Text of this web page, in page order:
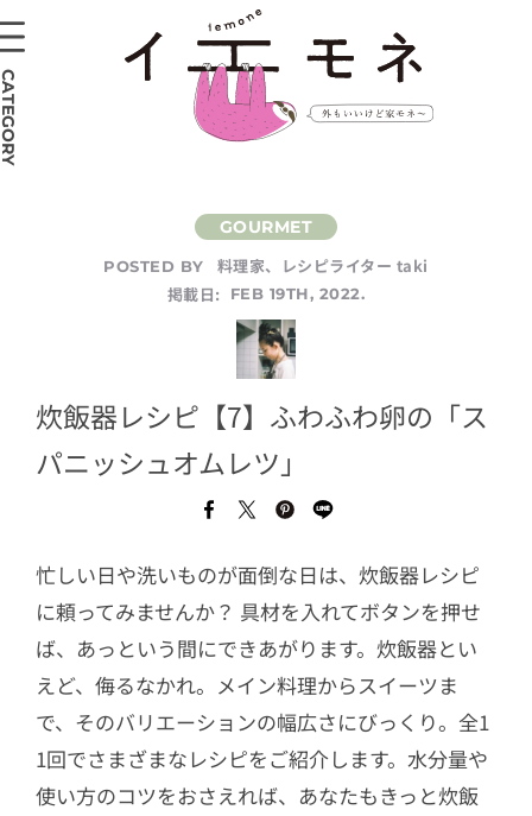
POSTED BY
料理家、レシピライター taki
掲載日:
FEB 19TH, 2022.
炊飯器レシピ【7】ふわふわ卵の「ス
パニッシュオムレツ」
忙しい日や洗いものが面倒な日は、炊飯器レシピ
に頼ってみませんか？ 具材を入れてボタンを押せ
ば、あっという間にできあがります。炊飯器とい
えど、侮るなかれ。メイン料理からスイーツま
で、そのバリエーションの幅広さにびっくり。全1
1回でさまざまなレシピをご紹介します。水分量や
使い方のコツをおさえれば、あなたもきっと炊飯